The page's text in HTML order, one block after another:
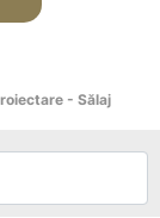
- Sălaj